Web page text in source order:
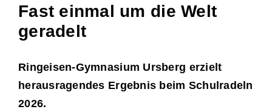
Fast einmal um die Welt
geradelt
Ringeisen-Gymnasium Ursberg erzielt
herausragendes Ergebnis beim Schulradeln
2026.